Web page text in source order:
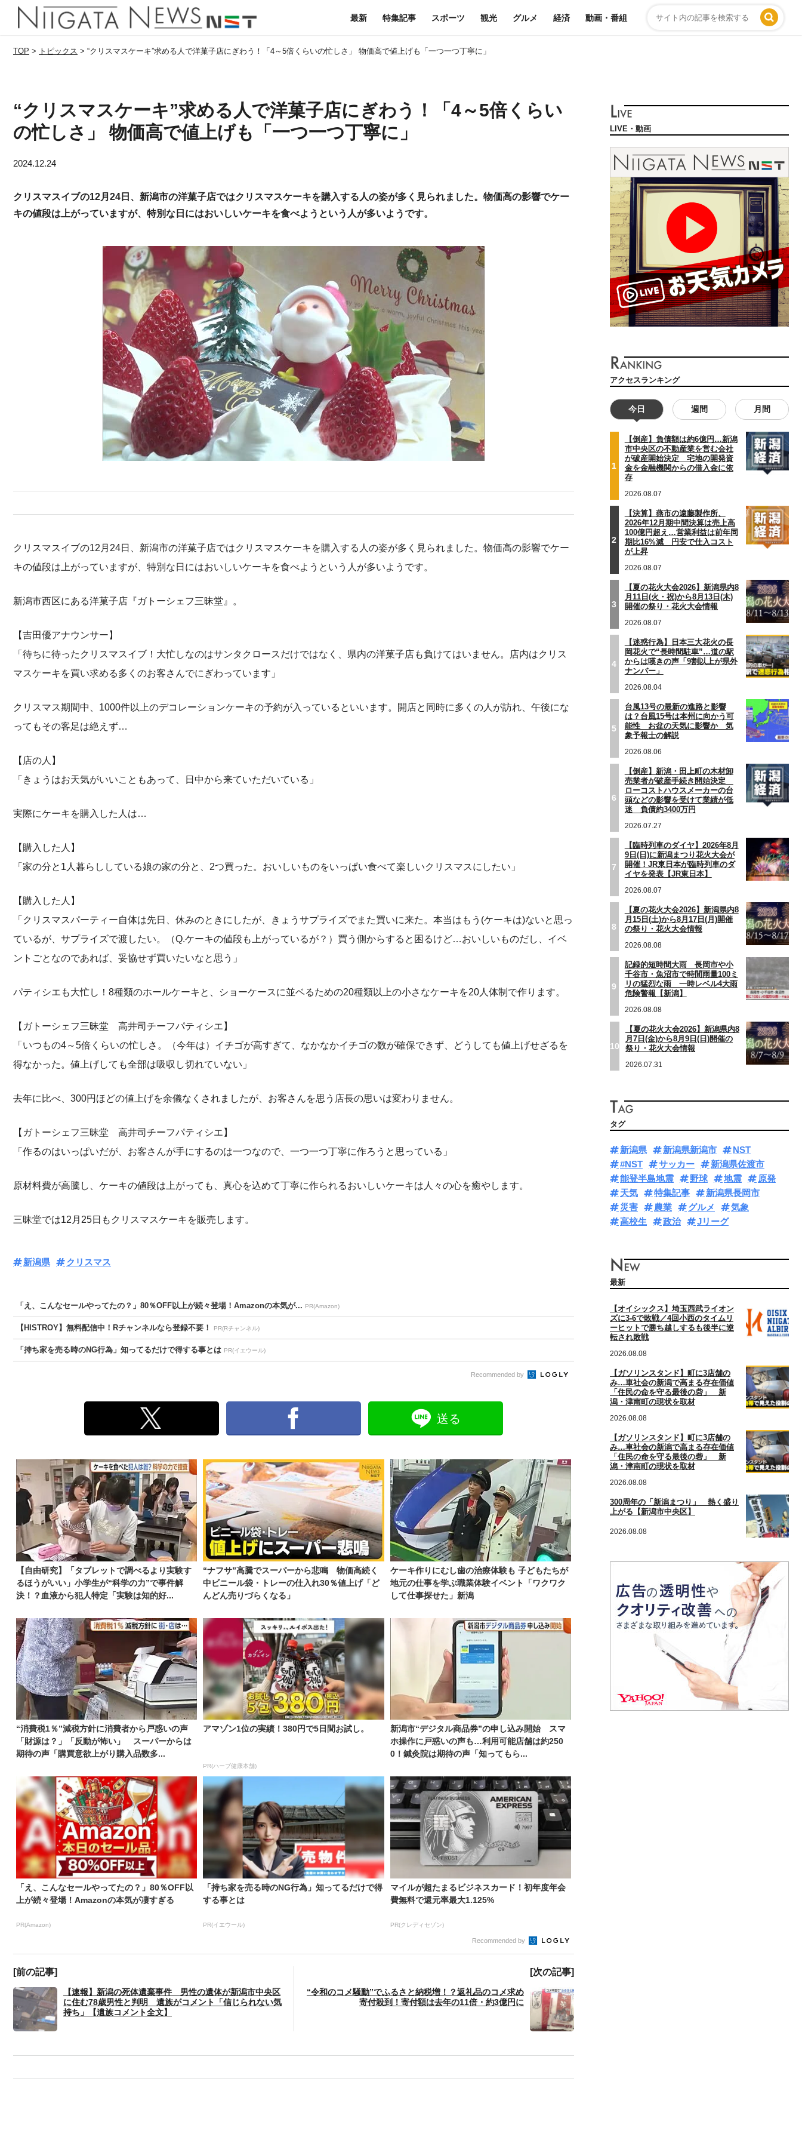
最新 特集記事 スポーツ 観光 グルメ 経済 動画・番組
TOP > トピックス > “クリスマスケーキ”求める人で洋菓子店にぎわう！「4～5倍くらいの忙しさ」 物価高で値上げも「一つ一つ丁寧に」
“クリスマスケーキ”求める人で洋菓子店にぎわう！「4～5倍くらい
の忙しさ」 物価高で値上げも「一つ一つ丁寧に」
2024.12.24
クリスマスイブの12月24日、新潟市の洋菓子店ではクリスマスケーキを購入する人の姿が多く見られました。物価高の影響でケー
キの値段は上がっていますが、特別な日にはおいしいケーキを食べようという人が多いようです。
クリスマスイブの12月24日、新潟市の洋菓子店ではクリスマスケーキを購入する人の姿が多く見られました。物価高の影響でケー
キの値段は上がっていますが、特別な日にはおいしいケーキを食べようという人が多いようです。
新潟市西区にある洋菓子店『ガトーシェフ三昧堂』。
【吉田優アナウンサー】
「待ちに待ったクリスマスイブ！大忙しなのはサンタクロースだけではなく、県内の洋菓子店も負けてはいません。店内はクリス
マスケーキを買い求める多くのお客さんでにぎわっています」
クリスマス期間中、1000件以上のデコレーションケーキの予約が入っているといいます。開店と同時に多くの人が訪れ、午後にな
ってもその客足は絶えず…
【店の人】
「きょうはお天気がいいこともあって、日中から来ていただいている」
実際にケーキを購入した人は…
【購入した人】
「家の分と1人暮らししている娘の家の分と、2つ買った。おいしいものをいっぱい食べて楽しいクリスマスにしたい」
【購入した人】
「クリスマスパーティー自体は先日、休みのときにしたが、きょうサプライズでまた買いに来た。本当はもう(ケーキは)ないと思っ
ているが、サプライズで渡したい。（Q.ケーキの値段も上がっているが？）買う側からすると困るけど…おいしいものだし、イベ
ントごとなのであれば、妥協せず買いたいなと思う」
パティシエも大忙し！8種類のホールケーキと、ショーケースに並ベるための20種類以上の小さなケーキを20人体制で作ります。
【ガトーシェフ三昧堂 高井司チーフパティシエ】
「いつもの4～5倍くらいの忙しさ。（今年は）イチゴが高すぎて、なかなかイチゴの数が確保できず、どうしても値上げせざるを
得なかった。値上げしても全部は吸収し切れていない」
去年に比べ、300円ほどの値上げを余儀なくされましたが、お客さんを思う店長の思いは変わりません。
【ガトーシェフ三昧堂 高井司チーフパティシエ】
「作るのはいっぱいだが、お客さんが手にするのは一つなので、一つ一つ丁寧に作ろうと思っている」
原材料費が高騰し、ケーキの値段は上がっても、真心を込めて丁寧に作られるおいしいケーキは人々の心を癒やします。
三昧堂では12月25日もクリスマスケーキを販売します。
新潟県 クリスマス
「え、こんなセールやってたの？」80％OFF以上が続々登場！Amazonの本気が... PR(Amazon)
【HISTROY】無料配信中！Rチャンネルなら登録不要！ PR(Rチャンネル)
「持ち家を売る時のNG行為」知ってるだけで得する事とは PR(イエウール)
Recommended by
送る
【自由研究】「タブレットで調べるより実験す
るほうがいい」小学生が“科学の力”で事件解
決！？血液から犯人特定「実験は知的好...
“ナフサ”高騰でスーパーから悲鳴 物価高続く
中ビニール袋・トレーの仕入れ30％値上げ「ど
んどん売りづらくなる」
ケーキ作りにむし歯の治療体験も 子どもたちが
地元の仕事を学ぶ職業体験イベント「ワクワク
して仕事探せた」新潟
“消費税1％”減税方針に消費者から戸惑いの声
「財源は？」「反動が怖い」 スーパーからは
期待の声「購買意欲上がり購入品数多...
アマゾン1位の実績！380円で5日間お試し。
PR(ハーブ健康本舗)
新潟市“デジタル商品券”の申し込み開始 スマ
ホ操作に戸惑いの声も…利用可能店舗は約250
0！鍼灸院は期待の声「知ってもら...
「え、こんなセールやってたの？」80％OFF以
上が続々登場！Amazonの本気が凄すぎる
PR(Amazon)
「持ち家を売る時のNG行為」知ってるだけで得
する事とは
PR(イエウール)
マイルが超たまるビジネスカード！初年度年会
費無料で還元率最大1.125%
PR(クレディセゾン)
Recommended by
[前の記事]
【速報】新潟の死体遺棄事件 男性の遺体が新潟市中央区
に住む78歳男性と判明 遺族がコメント「信じられない気
持ち」【遺族コメント全文】
[次の記事]
“令和のコメ騒動”でふるさと納税増！？返礼品のコメ求め
寄付殺到！寄付額は去年の11倍・約3億円に
LIVE・動画
アクセスランキング
今日 週間 月間
1
【倒産】負債額は約6億円…新潟
市中央区の不動産業を営む会社
が破産開始決定 宅地の開発資
金を金融機関からの借入金に依
存
2026.08.07
2
【決算】燕市の遠藤製作所、
2026年12月期中間決算は売上高
100億円超え…営業利益は前年同
期比16%減 円安で仕入コスト
が上昇
2026.08.07
3
【夏の花火大会2026】新潟県内8
月11日(火・祝)から8月13日(木)
開催の祭り・花火大会情報
2026.08.07
4
【迷惑行為】日本三大花火の長
岡花火で“長時間駐車”…道の駅
からは嘆きの声「9割以上が県外
ナンバー」
2026.08.04
5
台風13号の最新の進路と影響
は？台風15号は本州に向かう可
能性 お盆の天気に影響か 気
象予報士の解説
2026.08.06
6
【倒産】新潟・田上町の木材卸
売業者が破産手続き開始決定
ローコストハウスメーカーの台
頭などの影響を受けて業績が低
迷 負債約3400万円
2026.07.27
7
【臨時列車のダイヤ】2026年8月
9日(日)に新潟まつり花火大会が
開催！JR東日本が臨時列車のダ
イヤを発表【JR東日本】
2026.08.07
8
【夏の花火大会2026】新潟県内8
月15日(土)から8月17日(月)開催
の祭り・花火大会情報
2026.08.08
9
記録的短時間大雨 長岡市や小
千谷市・魚沼市で時間雨量100ミ
リの猛烈な雨 一時レベル4大雨
危険警報【新潟】
2026.08.08
10
【夏の花火大会2026】新潟県内8
月7日(金)から8月9日(日)開催の
祭り・花火大会情報
2026.07.31
タグ
新潟県 新潟県新潟市
NST
#NST
サッカー
新潟県佐渡市
能登半島地震
野球 地震
原発
天気
特集記事
新潟県長岡市
災害
農業 グルメ
気象
高校生
政治 Jリーグ
最新
【オイシックス】埼玉西武ライオン
ズに3‐6で敗戦／4回小西のタイムリ
ーヒットで勝ち越しするも後半に逆
転され敗戦
2026.08.08
【ガソリンスタンド】町に3店舗の
み…車社会の新潟で高まる存在価値
「住民の命を守る最後の砦」 新
潟・津南町の現状を取材
2026.08.08
【ガソリンスタンド】町に3店舗の
み…車社会の新潟で高まる存在価値
「住民の命を守る最後の砦」 新
潟・津南町の現状を取材
2026.08.08
300周年の「新潟まつり」 熱く盛り
上がる【新潟市中央区】
2026.08.08